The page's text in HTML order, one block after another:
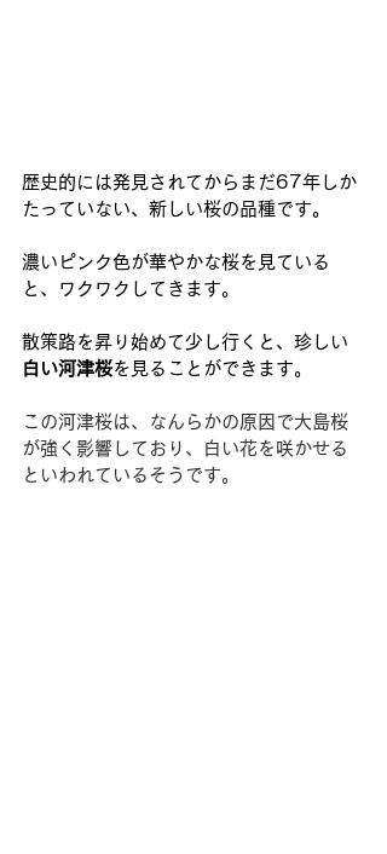
歴史的には発見されてからまだ67年しか
たっていない、新しい桜の品種です。
濃いピンク色が華やかな桜を見ている
と、ワクワクしてきます。
散策路を昇り始めて少し行くと、珍しい
白い河津桜を見ることができます。
この河津桜は、なんらかの原因で大島桜
が強く影響しており、白い花を咲かせる
といわれているそうです。